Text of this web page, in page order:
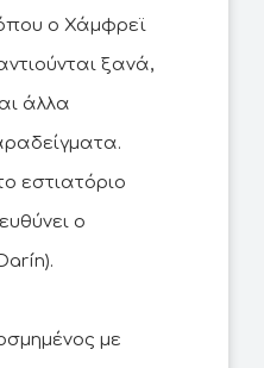
ο Χάμφρεϊ
ξανά,
άλλα
εστιατόριο
ο
με